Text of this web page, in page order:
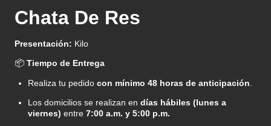
Chata De Res
Presentación: Kilo
📦 Tiempo de Entrega
Realiza tu pedido con mínimo 48 horas de anticipación
Los domicilios se realizan en días hábiles (lunes a
viernes) entre 7:00 a.m. y 5:00 p.m.